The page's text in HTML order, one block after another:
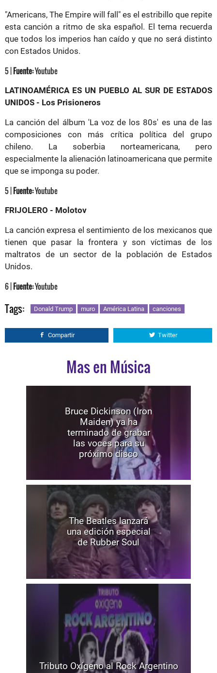
"Americans, The Empire will fall" es el estribillo que repite
esta canción a ritmo de ska español. El tema recuerda
que todos los imperios han caído y que no será distinto
con Estados Unidos.
5 | Fuente:Youtube
LATINOAMÉRICA ES UN PUEBLO AL SUR DE ESTADOS
UNIDOS - Los Prisioneros
La canción del álbum 'La voz de los 80s' es una de las
composiciones con más crítica política del grupo
chileno. La soberbia norteamericana, pero
especialmente la alienación latinoamericana que permite
que se imponga su poder.
5 | Fuente:Youtube
FRIJOLERO - Molotov
La canción expresa el sentimiento de los mexicanos que
tienen que pasar la frontera y son víctimas de los
maltratos de un sector de la población de Estados
Unidos.
6 | Fuente:Youtube
Tags: Donald Trump muro América Latina canciones
Compartir Twitter
Mas en Música
Bruce Dickinson (Iron
Maiden) ya ha
terminado de grabar
las voces para su
próximo disco
The Beatles lanzará
una edición especial
de Rubber Soul
Tributo Oxígeno al Rock Argentino